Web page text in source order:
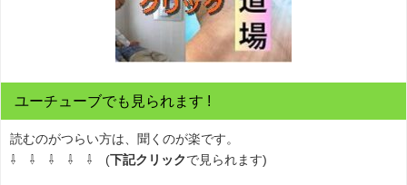
ユーチューブでも見られます !
読むのがつらい方は、聞くのが楽です。
⇩ ⇩ ⇩ ⇩ ⇩ (下記クリックで見られます)